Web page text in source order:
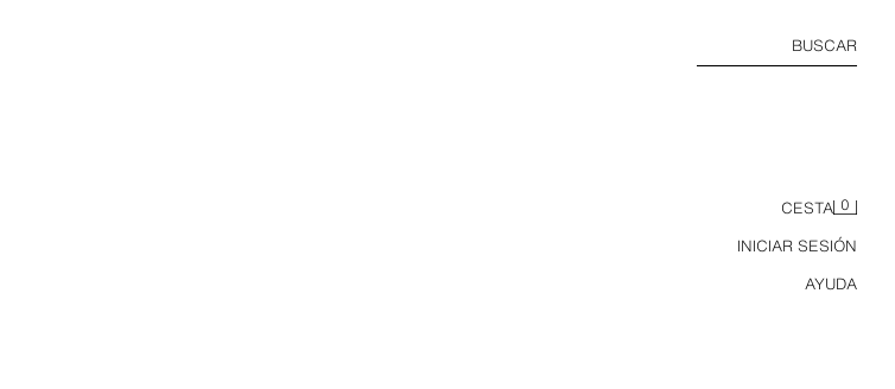
BUSCAR
CESTA 0
INICIAR SESIÓN
AYUDA